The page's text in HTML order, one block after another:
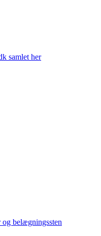
samlet her
belægningssten